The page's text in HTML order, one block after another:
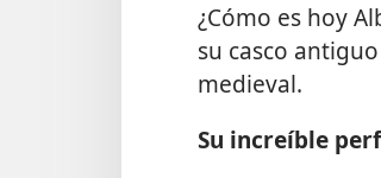
¿Cómo es hoy
su casco
medieval.
Su increíble